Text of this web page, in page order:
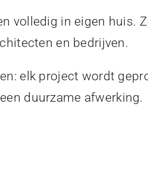
volledig in eigen huis.
en bedrijven.
elk project wordt
duurzame afwerking.